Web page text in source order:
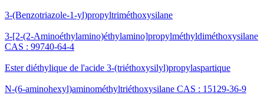
3-(Benzotriazole-1-yl)propyltriméthoxysilane
3-[2-(2-Aminoéthylamino)éthylamino]propylméthyldiméthoxysilane
CAS : 99740-64-4
Ester diéthylique de l'acide 3-(triéthoxysilyl)propylaspartique
N-(6-aminohexyl)aminométhyltriéthoxysilane CAS : 15129-36-9